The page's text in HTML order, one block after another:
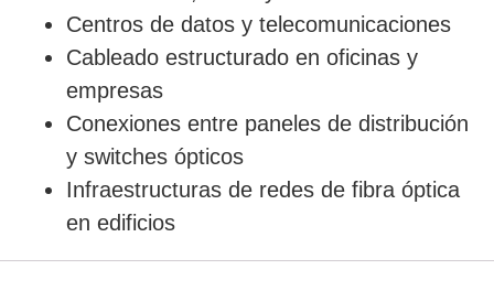
Centros de datos y telecomunicaciones
Cableado estructurado en oficinas y
empresas
Conexiones entre paneles de distribución
y switches ópticos
Infraestructuras de redes de fibra óptica
en edificios